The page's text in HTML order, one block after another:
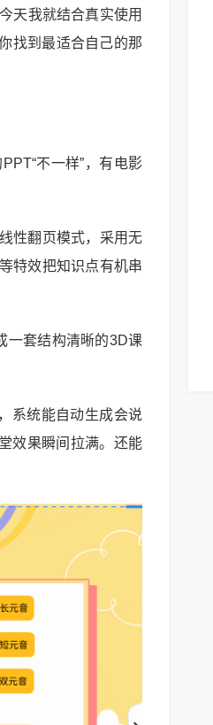
天我就结合真实使用
找到最适合自己的那
不一样”，有电影
性翻页模式，采用无
特效把知识点有机串
一套结构清晰的3D课
系统能自动生成会说
效果瞬间拉满。还能